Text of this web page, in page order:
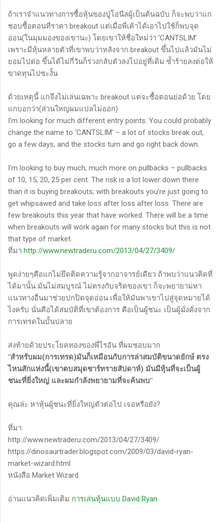
ถ้าเราจำแนวทางการซื้อหุ้นของปู่โอนีลผู้เป็นต้นฉบับ ก็จะพบว่าแก
ชอบซื้อตอนที่ราคา breakout แต่เมื่อพี่เค้าได้เอาไปใช้ก็พบจุด
อ่อน(ในมุมมองของเขานะ) โดยเขาให้ชื่อใหม่ว่า ‘CANTSLIM’
เพราะมีหุ้นหลายตัวที่เขาพบว่าหลังจาก breakout ขึ้นไปแล้วมันไม่
ยอมไปต่อ ขึ้นได้ไม่กี่วันก็ร่วงกลับตัวลงไปอยู่ที่เดิม ซ้ำร้ายลงต่อให้
ขาดทุนไปซะงั้น
ด้วยเหตุนี้ แกจึงไม่เล่นเฉพาะ breakout แต่จะซื้อตอนย่อด้วย โดย
แกบอกว่า(ส่วนใหญ่ผมแปลไม่ออก)
I’m looking for much different entry points. You could probably
change the name to ‘CANTSLIM’ – a lot of stocks break out,
go a few days, and the stocks turn and go right back down.
I’m looking to buy much, much more on pullbacks – pullbacks
of 10, 15, 20, 25 per cent. The risk is a lot lower down there
than it is buying breakouts; with breakouts you’re just going to
get whipsawed and take loss after loss after loss. There are
few breakouts this year that have worked. There will be a time
when breakouts will work again for many stocks but this is not
that type of market.
ที่มา http://www.newtraderu.com/2013/04/27/3409/
พูดง่ายๆคือแกไม่ยึดติดความรู้จากอาจารย์เดียว ถ้าพบว่าแนวคิดที่
ได้มานั้น มันไม่สมบูรณ์ ไม่ตรงกับจริตของเขา ก็จะพยายามหา
แนวทางอื่นมาช่วยปกปิดจุดอ่อน เพื่อให้มันพาเขาไปสู่จุดหมายได้
ไงครับ นั่นคือได้สมบัติที่เขาต้องการ คือเป็นผู้ชนะ เป็นผู้มั่งคั่งจาก
การเทรดในบั้นปลาย
ส่งท้ายด้วยประโยคทองของพี่ไรอัน ที่ผมชอบมาก
"สำหรับผม(การเทรด)มันก็เหมือนกับการล่าสมบัติขนาดยักษ์ ตรง
ไหนสักแห่งนี้(เขาตบสมุดชาร์ทรายสัปดาห์) มันมีหุ้นที่จะเป็นผู้
ชนะที่ยิ่งใหญ่ และผมกำลังพยายามที่จะค้นพบ"
คุณล่ะ หาหุ้นผู้ชนะที่ยิ่งใหญ่ตัวต่อไป เจอหรือยัง?
ที่มา
http://www.newtraderu.com/2013/04/27/3409/
https://dinosaurtrader.blogspot.com/2009/03/david-ryan-
market-wizard.html
หนังสือ Market Wizard
อ่านแนวคิดเพิ่มเติม การเล่นหุ้นแบบ David Ryan